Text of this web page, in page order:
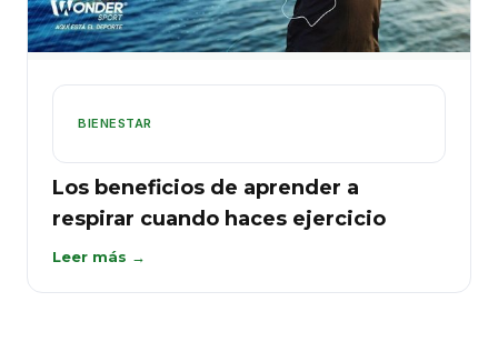
BIENESTAR
Los beneficios de aprender a
respirar cuando haces ejercicio
Leer más →